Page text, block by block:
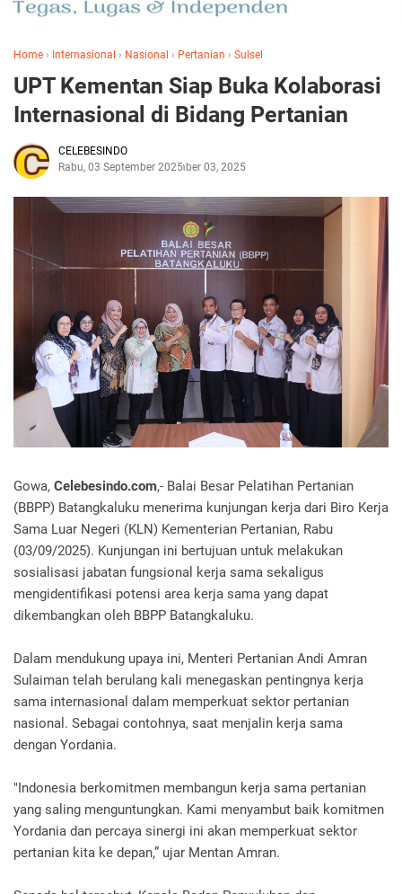
Home › Internasional › Nasional › Pertanian › Sulsel
UPT Kementan Siap Buka Kolaborasi
Internasional di Bidang Pertanian
CELEBESINDO
Rabu, 03 September 2025September 03, 2025
Gowa, Celebesindo.com,- Balai Besar Pelatihan Pertanian
(BBPP) Batangkaluku menerima kunjungan kerja dari Biro Kerja
Sama Luar Negeri (KLN) Kementerian Pertanian, Rabu
(03/09/2025). Kunjungan ini bertujuan untuk melakukan
sosialisasi jabatan fungsional kerja sama sekaligus
mengidentifikasi potensi area kerja sama yang dapat
dikembangkan oleh BBPP Batangkaluku.
Dalam mendukung upaya ini, Menteri Pertanian Andi Amran
Sulaiman telah berulang kali menegaskan pentingnya kerja
sama internasional dalam memperkuat sektor pertanian
nasional. Sebagai contohnya, saat menjalin kerja sama
dengan Yordania.
"Indonesia berkomitmen membangun kerja sama pertanian
yang saling menguntungkan. Kami menyambut baik komitmen
Yordania dan percaya sinergi ini akan memperkuat sektor
pertanian kita ke depan,” ujar Mentan Amran.